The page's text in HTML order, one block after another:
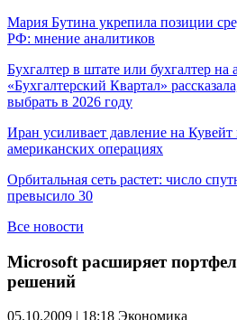
Мария Бутина укрепила позиции
РФ: мнение аналитиков
Бухгалтер в штате или бухгалтер на
«Бухгалтерский Квартал»
выбрать в 2026 году
Иран усиливает давление на Кувейт
американских операциях
Орбитальная сеть растет: число
превысило 30
Все новости
Microsoft расширяет
решений
05.10.2009 | 18:18 Экономика